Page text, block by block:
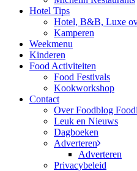
Hotel Tips
Hotel, B&B, Luxe
Kamperen
Weekmenu
Kinderen
Food Activiteiten
Food Festivals
Kookworkshop
Contact
Over Foodblog
Leuk en Nieuws
Dagboeken
Adverteren
Adverteren
Privacybeleid